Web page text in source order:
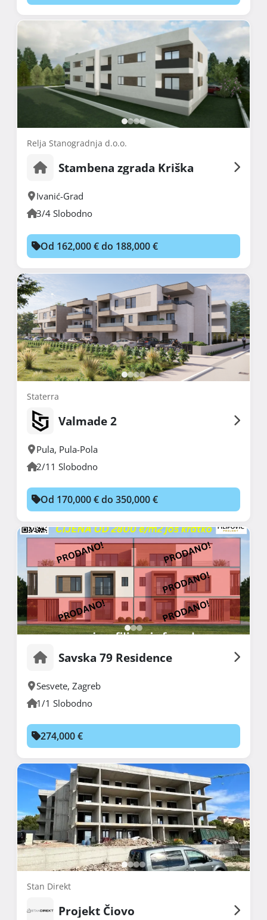
Relja Stanogradnja d.o.o.
Stambena zgrada Kriška
Ivanić-Grad
3/4 Slobodno
Od 162,000 € do 188,000 €
Staterra
Valmade 2
Pula, Pula-Pola
2/11 Slobodno
Od 170,000 € do 350,000 €
Savska 79 Residence
Sesvete, Zagreb
1/1 Slobodno
274,000 €
Stan Direkt
Projekt Čiovo